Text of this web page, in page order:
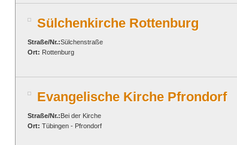
Sülchenkirche Rottenburg
Straße/Nr.:Sülchenstraße
Ort: Rottenburg
Evangelische Kirche Pfrondorf
Straße/Nr.:Bei der Kirche
Ort: Tübingen - Pfrondorf